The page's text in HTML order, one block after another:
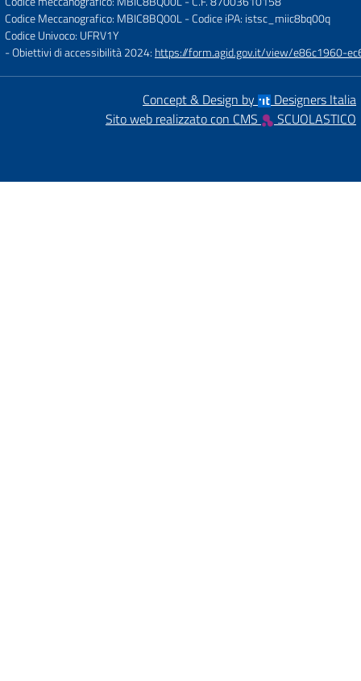
Codice Meccanografico: MBIC8BQ00L- Codice iPA: istsc_miic8bq00q
Codice Univoco: UFRV1Y
- Obiettivi di accessibilità 2024: https://form.agid.gov.it/view/e86c1960-
Concept & Design by
Designers Italia
Sito web realizzato con CMS
SCUOLASTICO